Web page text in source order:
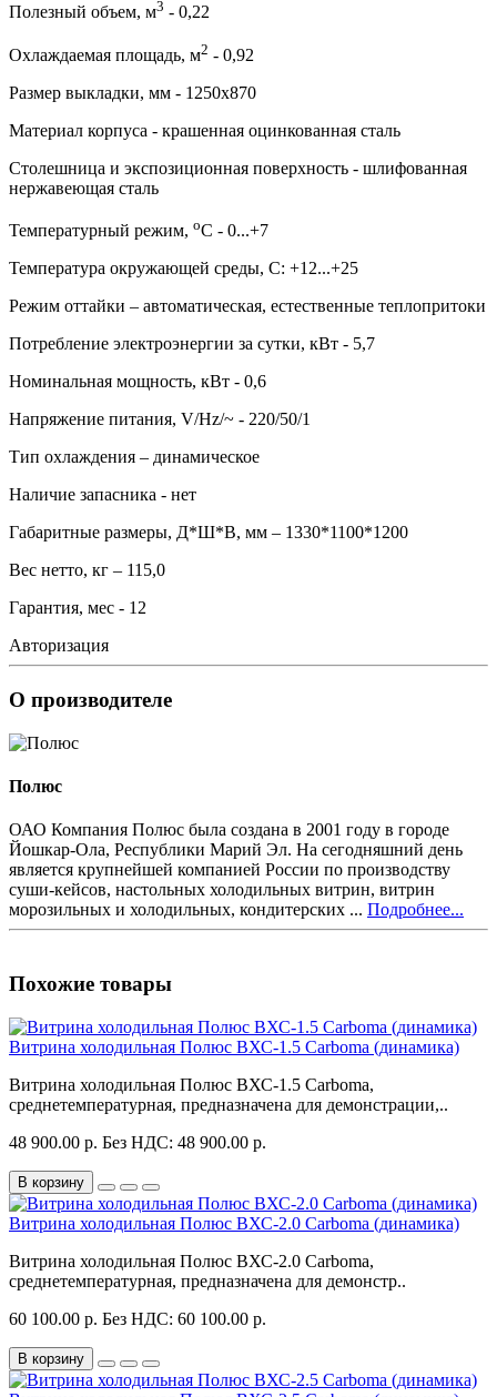
Полезный объем, м3 - 0,22
Охлаждаемая площадь, м2 - 0,92
Размер выкладки, мм - 1250х870
Материал корпуса - крашенная оцинкованная сталь
Столешница и экспозиционная поверхность - шлифованная
нержавеющая сталь
Температурный режим, оС - 0...+7
Температура окружающей среды, С: +12...+25
Режим оттайки – автоматическая, естественные теплопритоки
Потребление электроэнергии за сутки, кВт - 5,7
Номинальная мощность, кВт - 0,6
Напряжение питания, V/Hz/~ - 220/50/1
Тип охлаждения – динамическое
Наличие запасника - нет
Габаритные размеры, Д*Ш*В, мм – 1330*1100*1200
Вес нетто, кг – 115,0
Гарантия, мес - 12
Авторизация
О производителе
Полюс
ОАО Компания Полюс была создана в 2001 году в городе
Йошкар-Ола, Республики Марий Эл. На сегодняшний день
является крупнейшей компанией России по производству
суши-кейсов, настольных холодильных витрин, витрин
морозильных и холодильных, кондитерских ... Подробнее...
Похожие товары
Витрина холодильная Полюс ВХС-1.5 Carboma (динамика)
Витрина холодильная Полюс ВХС-1.5 Carboma,
среднетемпературная, предназначена для демонстрации,..
48 900.00 р. Без НДС: 48 900.00 р.
В корзину
Витрина холодильная Полюс ВХС-2.0 Carboma (динамика)
Витрина холодильная Полюс ВХС-2.0 Carboma,
среднетемпературная, предназначена для демонстр..
60 100.00 р. Без НДС: 60 100.00 р.
В корзину